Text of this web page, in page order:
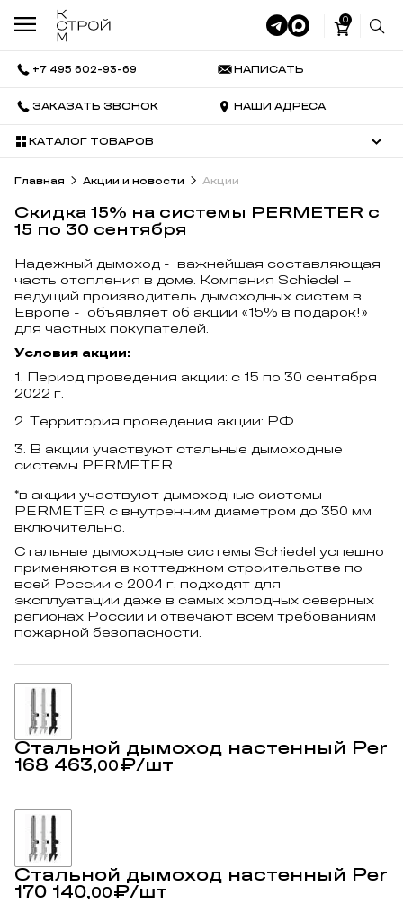
0
+7 495 602-93-69 НАПИСАТЬ
ЗАКАЗАТЬ ЗВОНОК НАШИ АДРЕСА
КАТАЛОГ ТОВАРОВ
Главная Акции и новости Акции
Скидка 15% на системы PERMETER с
15 по 30 сентября
Надежный дымоход - важнейшая составляющая
часть отопления в доме. Компания Schiedel –
ведущий производитель дымоходных систем в
Европе - объявляет об акции «15% в подарок!»
для частных покупателей.
Условия акции:
Период проведения акции: с 15 по 30 сентября
2022 г.
Территория проведения акции: РФ.
В акции участвуют стальные дымоходные
системы PERMETER.
*в акции участвуют дымоходные системы
PERMETER с внутренним диаметром до 350 мм
включительно.
Стальные дымоходные системы Schiedel успешно
применяются в коттеджном строительстве по
всей России с 2004 г, подходят для
эксплуатации даже в самых холодных северных
регионах России и отвечают всем требованиям
пожарной безопасности.
Стальной дымоход настенный
168 463,00₽/шт
Стальной дымоход настенный
170 140,00₽/шт